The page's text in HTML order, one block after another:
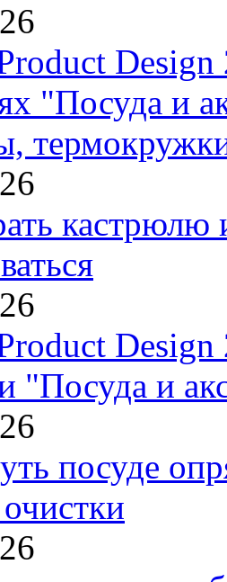
Design
"Посуда и
кастрюлю
Design
"Посуда и
посуде